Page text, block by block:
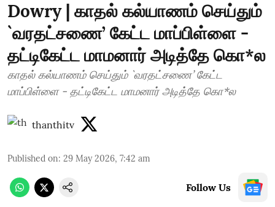
Dowry | காதல் கல்யாணம் செய்தும்
`வரதட்சணை’ கேட்ட மாப்பிள்ளை -
தட்டிகேட்ட மாமனார் அடித்தே கொ*ல
காதல் கல்யாணம் செய்தும் `வரதட்சணை’ கேட்ட
மாப்பிள்ளை - தட்டிகேட்ட மாமனார் அடித்தே கொ*ல
thanthitv
Published on: 29 May 2026, 7:42 am
Follow Us